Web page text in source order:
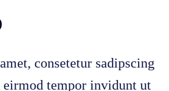
consetetur sadipscing
tempor invidunt ut